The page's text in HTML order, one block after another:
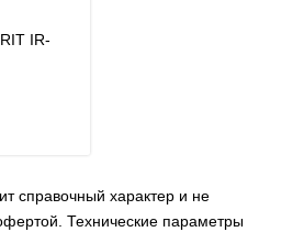
IR-
справочный характер и не
Технические параметры